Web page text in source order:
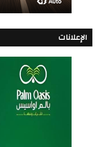
الإعلانات